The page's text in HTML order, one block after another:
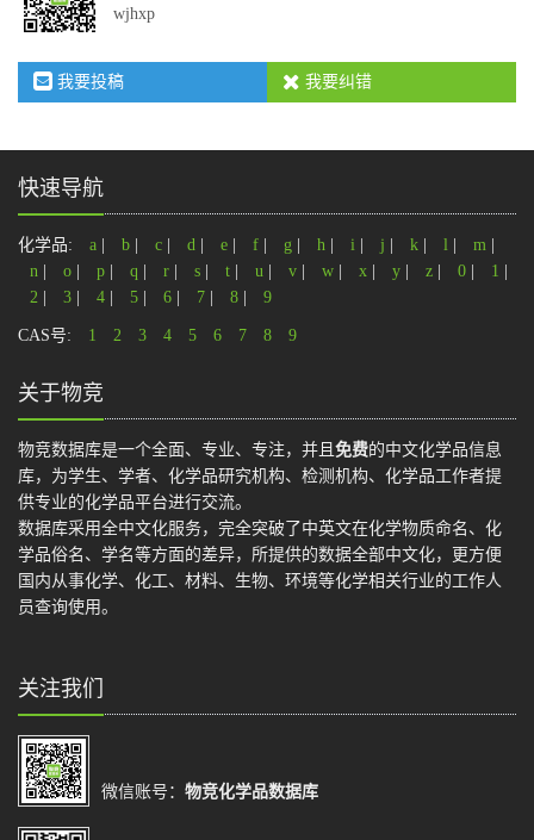
wjhxp
我要投稿 我要纠错
快速导航
化学品: a b c d e f g h i j k l m
n
o p q r s t u v w x y z 0 1
2
3 4 5 6 7 8 9
CAS号: 1 2 3 4 5 6 7 8 9
关于物竞
物竞数据库是一个全面、专业、专注，并且 免费的中文化学品信息
库，为学生、学者、化学品研究机构、检测机构、化学品工作者提
供专业的化学品平台进行交流。
数据库采用全中文化服务，完全突破了中英文在化学物质命名、化
学品俗名、学名等方面的差异，所提供的数据全部中文化，更方便
国内从事化学、化工、材料、生物、环境等化学相关行业的工作人
员查询使用。
关注我们
微信账号： 物竞化学品数据库